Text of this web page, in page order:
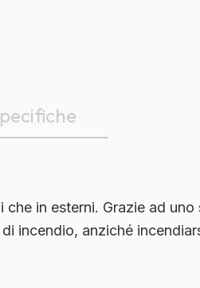
che in esterni. Grazie ad
incendio, anziché